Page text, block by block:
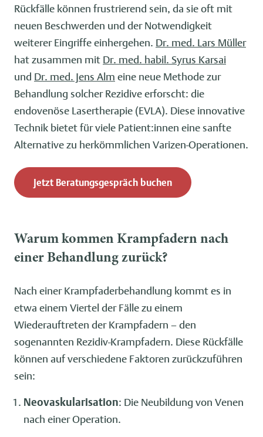
Rückfälle können frustrierend sein, da sie oft mit
neuen Beschwerden und der Notwendigkeit
weiterer Eingriffe einhergehen. Dr. med. Lars Müller
hat zusammen mit Dr. med. habil. Syrus Karsai
und Dr. med. Jens Alm eine neue Methode zur
Behandlung solcher Rezidive erforscht: die
endovenöse Lasertherapie (EVLA). Diese innovative
Technik bietet für viele Patient:innen eine sanfte
Alternative zu herkömmlichen Varizen-Operationen.
Jetzt Beratungsgespräch buchen
Warum kommen Krampfadern nach
einer Behandlung zurück?
Nach einer Krampfaderbehandlung kommt es in
etwa einem Viertel der Fälle zu einem
Wiederauftreten der Krampfadern – den
sogenannten Rezidiv-Krampfadern. Diese Rückfälle
können auf verschiedene Faktoren zurückzuführen
sein:
Neovaskularisation: Die Neubildung von Venen
nach einer Operation.